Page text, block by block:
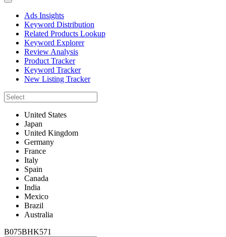
Ads Insights
Keyword Distribution
Related Products Lookup
Keyword Explorer
Review Analysis
Product Tracker
Keyword Tracker
New Listing Tracker
United States
Japan
United Kingdom
Germany
France
Italy
Spain
Canada
India
Mexico
Brazil
Australia
B075BHK571